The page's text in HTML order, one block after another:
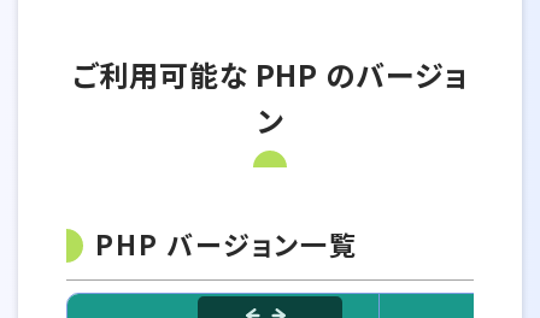
ご利用可能な PHP のバージョ
ン
PHP バージョン一覧